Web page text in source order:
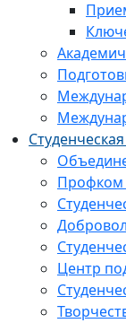
Профком
Центр